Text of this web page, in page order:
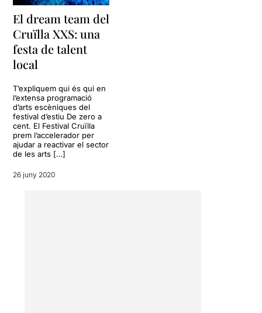
El dream team del
Cruïlla XXS: una
festa de talent
local
T’expliquem qui és qui en
l’extensa programació
d’arts escèniques del
festival d’estiu De zero a
cent. El Festival Cruïlla
prem l’accelerador per
ajudar a reactivar el sector
de les arts […]
26 juny 2020